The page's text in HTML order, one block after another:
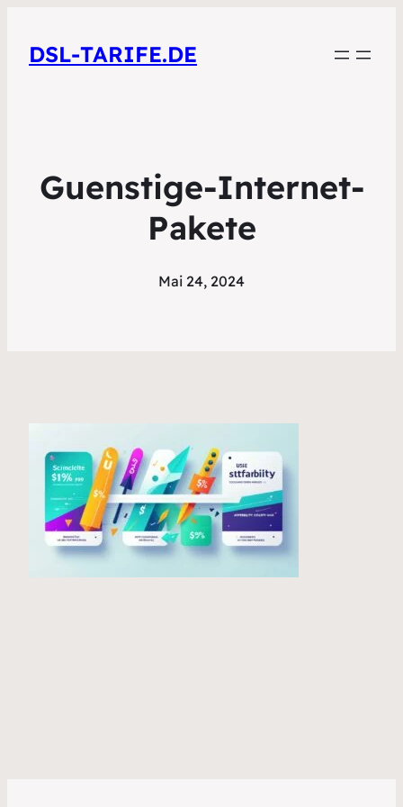
DSL-TARIFE.DE
Guenstige-Internet-
Pakete
Mai 24, 2024